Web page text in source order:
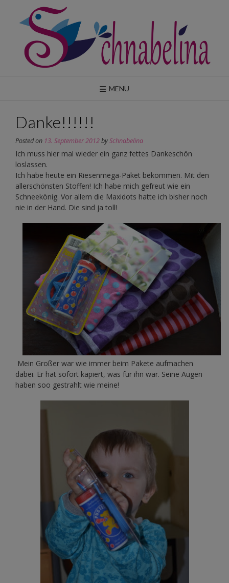
content
MENU
Danke!!!!!!
Posted on 13. September 2012bySchnabelina
Ich muss hier mal wieder ein ganz fettes Dankeschön
loslassen.
Ich habe heute ein Riesenmega-Paket bekommen. Mit den
allerschönsten Stoffen! Ich habe mich gefreut wie ein
Schneekönig. Vor allem die Maxidots hatte ich bisher noch
nie in der Hand. Die sind ja toll!
Mein Großer war wie immer beim Pakete aufmachen
dabei. Er hat sofort kapiert, was für ihn war. Seine Augen
haben soo gestrahlt wie meine!